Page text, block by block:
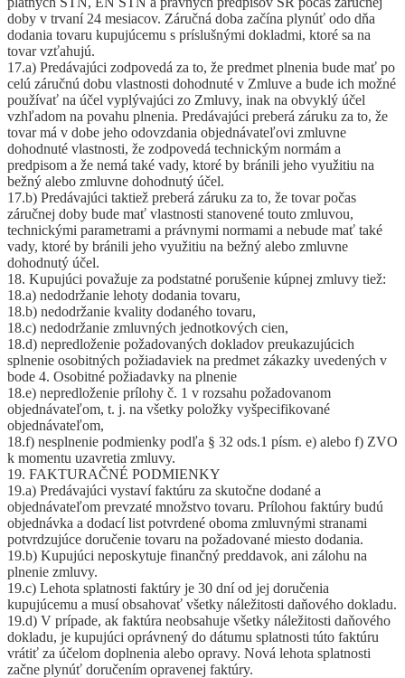
doby v trvaní 24 mesiacov. Záručná doba začína plynúť odo dňa
dodania tovaru kupujúcemu s príslušnými dokladmi, ktoré sa na
tovar vzťahujú.
17.a) Predávajúci zodpovedá za to, že predmet plnenia bude mať po
celú záručnú dobu vlastnosti dohodnuté v Zmluve a bude ich možné
používať na účel vyplývajúci zo Zmluvy, inak na obvyklý účel
vzhľadom na povahu plnenia. Predávajúci preberá záruku za to, že
tovar má v dobe jeho odovzdania objednávateľovi zmluvne
dohodnuté vlastnosti, že zodpovedá technickým normám a
predpisom a že nemá také vady, ktoré by bránili jeho využitiu na
bežný alebo zmluvne dohodnutý účel.
17.b) Predávajúci taktiež preberá záruku za to, že tovar počas
záručnej doby bude mať vlastnosti stanovené touto zmluvou,
technickými parametrami a právnymi normami a nebude mať také
vady, ktoré by bránili jeho využitiu na bežný alebo zmluvne
dohodnutý účel.
18. Kupujúci považuje za podstatné porušenie kúpnej zmluvy tiež:
18.a) nedodržanie lehoty dodania tovaru,
18.b) nedodržanie kvality dodaného tovaru,
18.c) nedodržanie zmluvných jednotkových cien,
18.d) nepredloženie požadovaných dokladov preukazujúcich
splnenie osobitných požiadaviek na predmet zákazky uvedených v
bode 4. Osobitné požiadavky na plnenie
18.e) nepredloženie prílohy č. 1 v rozsahu požadovanom
objednávateľom, t. j. na všetky položky vyšpecifikované
objednávateľom,
18.f) nesplnenie podmienky podľa § 32 ods.1 písm. e) alebo f) ZVO
k momentu uzavretia zmluvy.
19. FAKTURAČNÉ PODMIENKY
19.a) Predávajúci vystaví faktúru za skutočne dodané a
objednávateľom prevzaté množstvo tovaru. Prílohou faktúry budú
objednávka a dodací list potvrdené oboma zmluvnými stranami
potvrdzujúce doručenie tovaru na požadované miesto dodania.
19.b) Kupujúci neposkytuje finančný preddavok, ani zálohu na
plnenie zmluvy.
19.c) Lehota splatnosti faktúry je 30 dní od jej doručenia
kupujúcemu a musí obsahovať všetky náležitosti daňového dokladu.
19.d) V prípade, ak faktúra neobsahuje všetky náležitosti daňového
dokladu, je kupujúci oprávnený do dátumu splatnosti túto faktúru
vrátiť za účelom doplnenia alebo opravy. Nová lehota splatnosti
začne plynúť doručením opravenej faktúry.